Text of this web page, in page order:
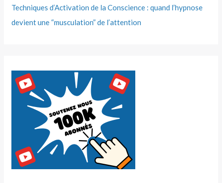
Techniques d’Activation de la Conscience : quand l’hypnose
devient une “musculation” de l’attention